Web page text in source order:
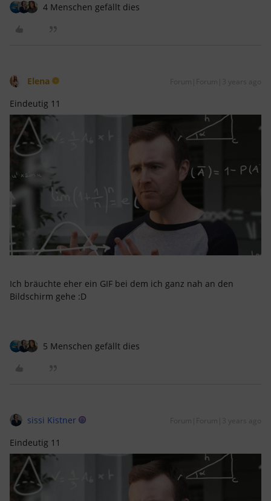
4 Menschen gefällt dies
Elena Forum|Forum|3 years ago
Eindeutig 11
Ich bräuchte eher ein GIF bei dem ich ganz nah an den
Bildschirm gehe :D
5 Menschen gefällt dies
sissi Kistner Forum|Forum|3 years ago
Eindeutig 11